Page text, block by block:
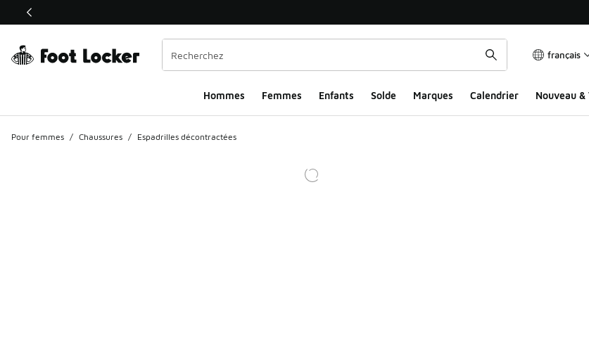
Ce lien s’ouvrira dans une nouvelle fenêtre
français
Hommes Femmes Enfants Solde Marques Calendrier Nouveau &
Pour femmes / Chaussures / Espadrilles décontractées